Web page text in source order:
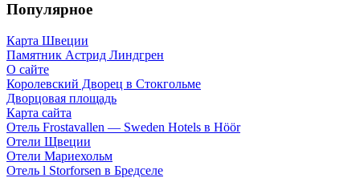
Популярное
Карта Швеции
Памятник Астрид Линдгрен
О сайте
Королевский Дворец в Стокгольме
Дворцовая площадь
Карта сайта
Отель Frostavallen — Sweden Hotels в Höör
Отели Щвеции
Отели Мариехольм
Отель l Storforsen в Бредселе